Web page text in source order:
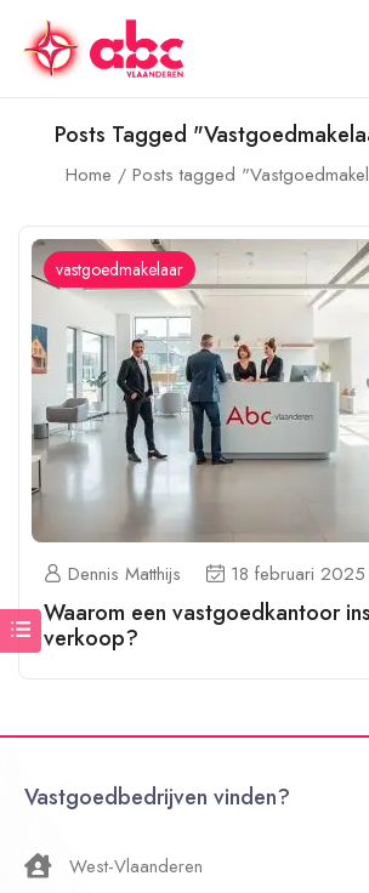
Posts Tagged
Home Posts tagged
vastgoedmakelaar
Dennis Matthijs 18 februari 2025
Waarom een vastgoedkantoor
verkoop?
Vastgoedbedrijven vinden?
West-Vlaanderen